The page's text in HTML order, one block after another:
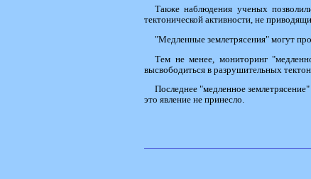
Также наблюдения ученых
тектонической активности, не
"Медленные землетрясения" могут
Тем не менее, мониторинг
высвободиться в разрушительных
Последнее "медленное
это явление не принесло.